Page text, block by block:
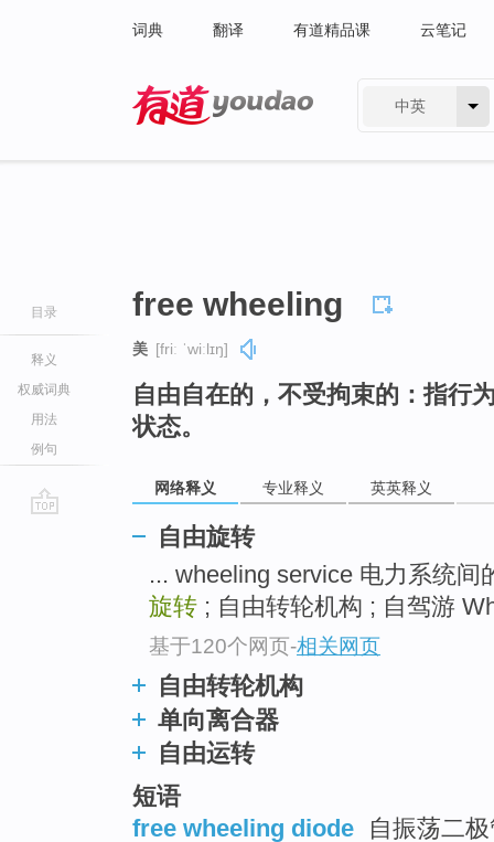
词典 翻译 有道精品课 云笔记
中英
目录
释义
权威词典
用法
例句
free wheeling
美 [friː ˈwiːlɪŋ]
自由自在的，不受拘束的：指行
状态。
网络释义 专业释义 英英释义
自由旋转
... wheeling service 电力系统
旋转 ; 自由转轮机构 ; 自驾游
基于120个网页-相关网页
自由转轮机构
单向离合器
自由运转
短语
free wheeling diode
自振荡二